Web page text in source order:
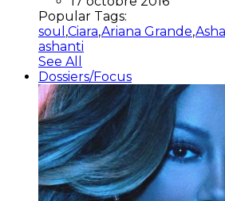
Popular Tags:
soul ,Ciara,Ariana Grande,
ashanti
See All
Dossiers/Focus